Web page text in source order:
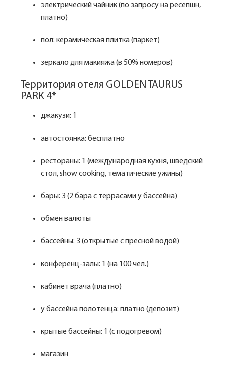
электрический чайник (по запросу на ресепшн,
платно)
пол: керамическая плитка (паркет)
зеркало для макияжа (в 50% номеров)
Территория отеля GOLDEN TAURUS
PARK 4*
джакузи: 1
автостоянка: бесплатно
рестораны: 1 (международная кухня, шведский
стол, show cooking, тематические ужины)
бары: 3 (2 бара с террасами у бассейна)
обмен валюты
бассейны: 3 (открытые с пресной водой)
конференц-залы: 1 (на 100 чел.)
кабинет врача (платно)
у бассейна полотенца: платно (депозит)
крытые бассейны: 1 (с подогревом)
магазин